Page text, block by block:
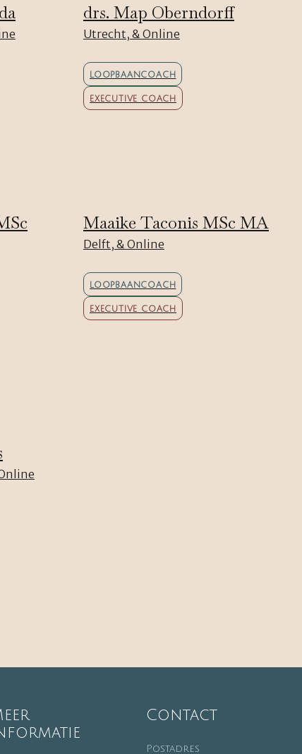
drs. Map Oberndorff
Utrecht, & Online
LOOPBAANCOACH
EXECUTIVE COACH
Maaike Taconis MSc MA
Delft, & Online
LOOPBAANCOACH
EXECUTIVE COACH
Contact
Postadres